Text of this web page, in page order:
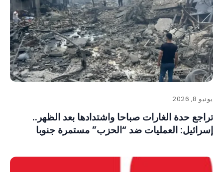
يونيو 8, 2026
تراجع حدة الغارات صباحا واشتدادها بعد الظهر..
إسرائيل: العمليات ضد “الحزب” مستمرة جنوبا